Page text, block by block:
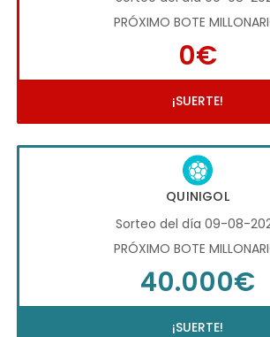
PRÓXIMO BOTE
0€
¡SUERTE!
QUINIGOL
Sorteo del día 09-08-
PRÓXIMO BOTE
40.000€
¡SUERTE!